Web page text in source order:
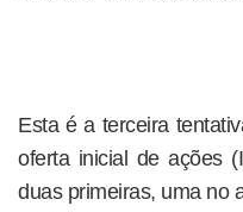
Esta é a terceira
oferta inicial de ações
duas primeiras, uma no